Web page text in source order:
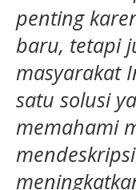
penting
baru, tetapi
masyarakat
satu solusi
memahami